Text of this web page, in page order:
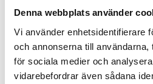
Denna webbplats använder
Vi använder enhetsidentifierare
och annonserna till användarna,
för sociala medier och
vidarebefordrar även sådana
-
BUY
Certifierad cykelservice & Shimano Service